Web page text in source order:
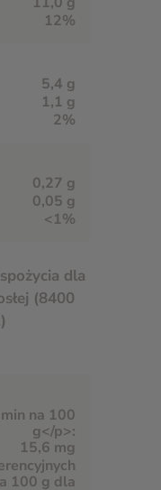
12%
5,4 g
1,1 g
2%
0,27 g
0,05 g
<1%
dla
(8400
15,6 mg